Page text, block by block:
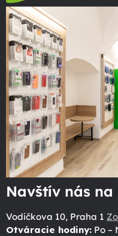
Navštív nás
Vodičkova 10, Praha 1
Otváracie hodiny: Po –